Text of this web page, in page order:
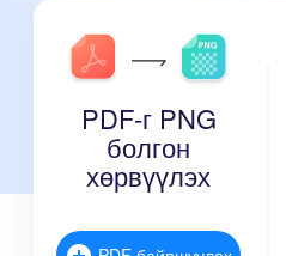
PDF-г PNG
болгон
хөрвүүлэх